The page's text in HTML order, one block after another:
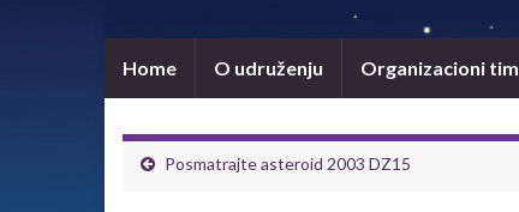
Home O udruženju Organizacioni tim
Posmatrajte asteroid 2003 DZ15